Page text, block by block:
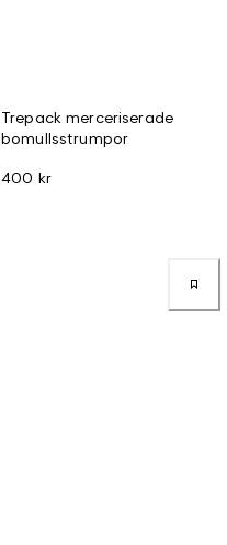
Trepack merceriserade
bomullsstrumpor
400 kr